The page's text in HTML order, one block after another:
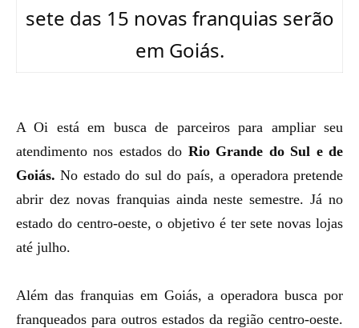
sete das 15 novas franquias serão
em Goiás.
A Oi está em busca de parceiros para ampliar seu
atendimento nos estados do Rio Grande do Sul e de
Goiás. No estado do sul do país, a operadora pretende
abrir dez novas franquias ainda neste semestre. Já no
estado do centro-oeste, o objetivo é ter sete novas lojas
até julho.
Além das franquias em Goiás, a operadora busca por
franqueados para outros estados da região centro-oeste.